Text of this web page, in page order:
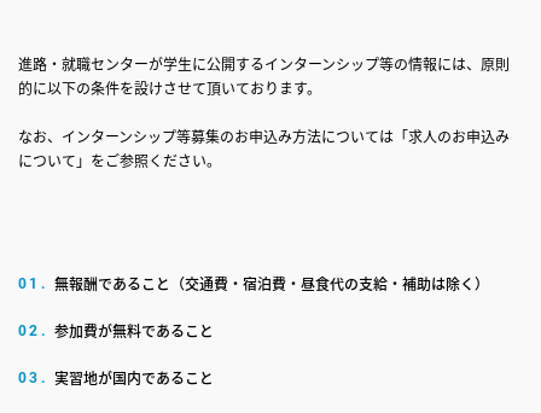
進路・就職センターが学生に公開するインターンシップ等の情報には、原則
的に以下の条件を設けさせて頂いております。
なお、インターンシップ等募集のお申込み方法については「求人のお申込み
について」をご参照ください。
01. 無報酬であること（交通費・宿泊費・昼食代の支給・補助は除く）
02. 参加費が無料であること
03. 実習地が国内であること